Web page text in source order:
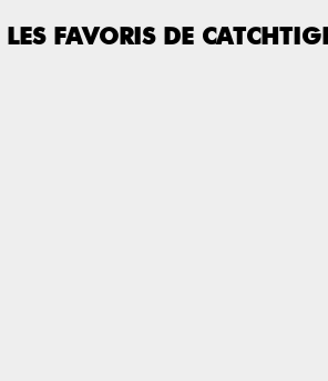
LES FAVORIS DE